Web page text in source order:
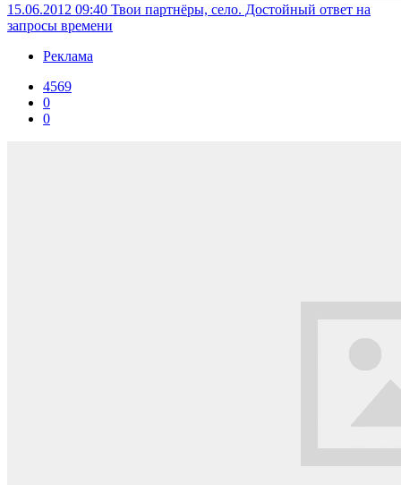
15.06.2012 09:40 Твои партнёры, село. Достойный ответ на
запросы времени
Реклама
4569
0
0